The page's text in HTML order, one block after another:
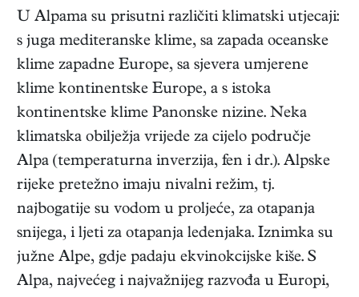
U Alpama su prisutni različiti klimatski utjecaji:
s juga mediteranske klime, sa zapada oceanske
klime zapadne Europe, sa sjevera umjerene
klime kontinentske Europe, a s istoka
kontinentske klime Panonske nizine. Neka
klimatska obilježja vrijede za cijelo područje
Alpa (temperaturna inverzija, fen i dr.). Alpske
rijeke pretežno imaju nivalni režim, tj.
najbogatije su vodom u proljeće, za otapanja
snijega, i ljeti za otapanja ledenjaka. Iznimka su
južne Alpe, gdje padaju ekvinokcijske kiše. S
Alpa, najvećeg i najvažnijeg razvođa u Europi,